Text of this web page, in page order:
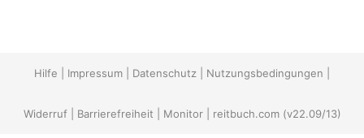
Hilfe Impressum Datenschutz Nutzungsbedingungen
Widerruf| Barrierefreiheit Monitor| reitbuch.com(v22.09/13)